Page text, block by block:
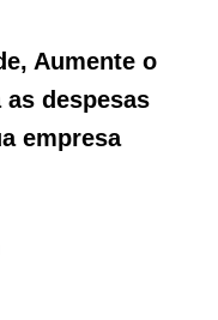
Aumente o
despesas
empresa